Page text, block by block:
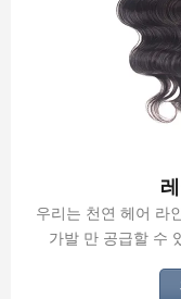
우리는 천연 헤어 라
가발 만 공급할 수